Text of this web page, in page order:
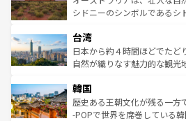
しみながら、その多様性と豊
ならではの贅沢な旅のスタイルだ。 なお、新着の
情報はコンテンツ一覧を参照
おすすめ。エメラルドグリー
れるおもてなしの心で訪れる
人々、おいしいローカルフー
ク、伝統的なフラダンスなど
ワイを、存分に味わってほしい。 なお、新着のハワ
はコンテンツ一覧を参照して
シドニーのシンボルであるシ
リアリーフや大陸中央部にそ
ク）、タスマニアの美しい原
ど、見どころがたくさん。ま
いる。アクティビティも充実
ビング、ハイキングなど、ア
い。オーストラリアの多彩な
台湾
日本から約４時間ほどでたど
自然が織りなす魅力的な観光
ン）、静ひつな山岳地帯であ
と山間の静けさが共存してお
驚きをもたらしてくれる。ま
韓国
歴史ある王朝文化が残る一方
-POPで世界を席巻している